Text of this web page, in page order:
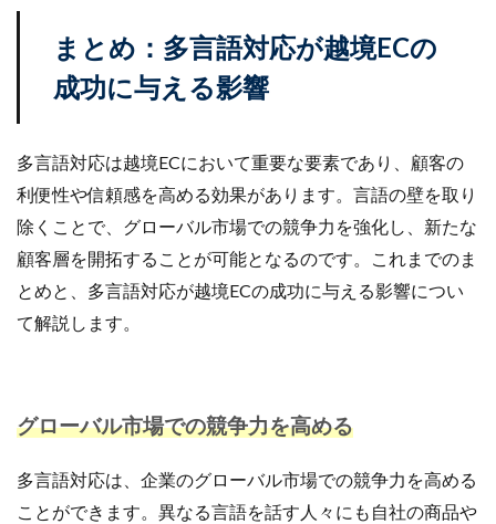
まとめ：多言語対応が越境ECの
成功に与える影響
多言語対応は越境ECにおいて重要な要素であり、顧客の
利便性や信頼感を高める効果があります。言語の壁を取り
除くことで、グローバル市場での競争力を強化し、新たな
顧客層を開拓することが可能となるのです。これまでのま
とめと、多言語対応が越境ECの成功に与える影響につい
て解説します。
グローバル市場での競争力を高める
多言語対応は、企業のグローバル市場での競争力を高める
ことができます。異なる言語を話す人々にも自社の商品や